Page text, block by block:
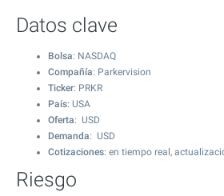
Datos clave
Bolsa: NASDAQ
Compañía: Parkervision
Ticker: PRKR
País: USA
Oferta: USD
Demanda: USD
Cotizaciones: en tiempo real,
Riesgo